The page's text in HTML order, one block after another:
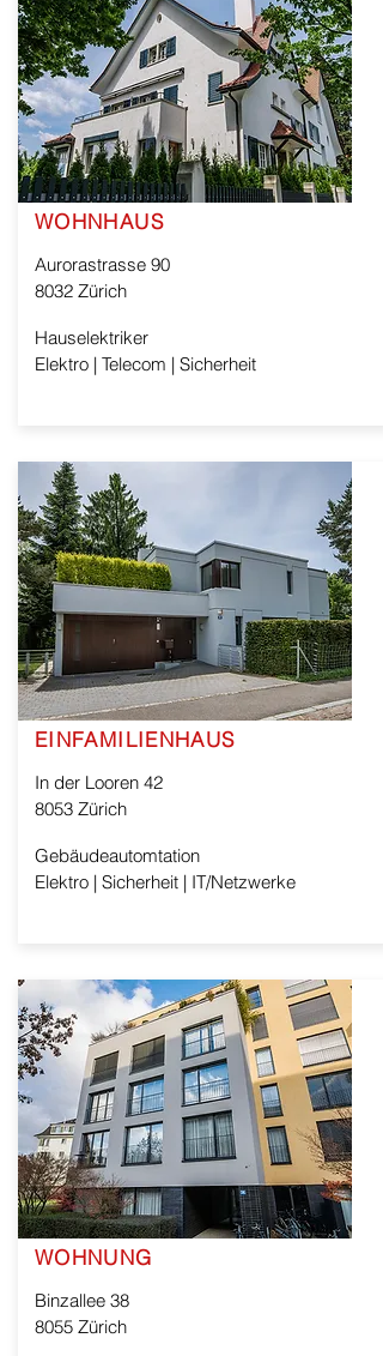
WOHNHAUS
Aurorastrasse 90
8032 Zürich
Hauselektriker
Elektro | Telecom | Sicherheit
EINFAMILIENHAUS
In der Looren 42
8053 Zürich
Gebäudeautomtation
Elektro | Sicherheit | IT/Netzwerke
WOHNUNG
Binzallee 38
8055 Zürich